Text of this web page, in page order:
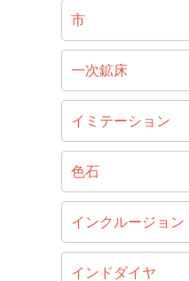
市
一次鉱床
イミテーション
色石
インクルージョン
インドダイヤ